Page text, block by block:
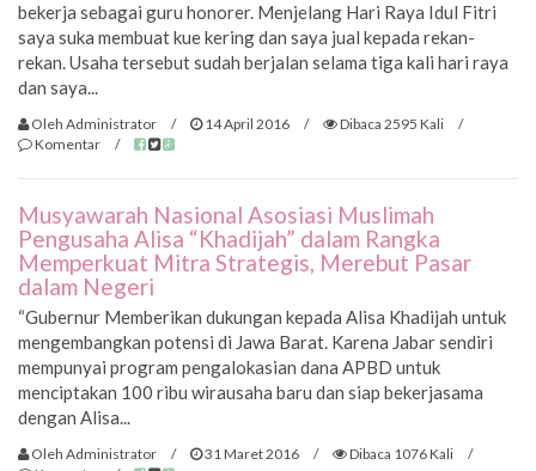
bekerja sebagai guru honorer. Menjelang Hari Raya Idul Fitri
saya suka membuat kue kering dan saya jual kepada rekan-
rekan. Usaha tersebut sudah berjalan selama tiga kali hari raya
dan saya...
Oleh Administrator / 14 April 2016 / Dibaca 2595 Kali
/
Komentar
/
Musyawarah Nasional Asosiasi Muslimah
Pengusaha Alisa “Khadijah” dalam Rangka
Memperkuat Mitra Strategis, Merebut Pasar
dalam Negeri
“Gubernur Memberikan dukungan kepada Alisa Khadijah untuk
mengembangkan potensi di Jawa Barat. Karena Jabar sendiri
mempunyai program pengalokasian dana APBD untuk
menciptakan 100 ribu wirausaha baru dan siap bekerjasama
dengan Alisa...
Oleh Administrator / 31 Maret 2016 / Dibaca 1076 Kali
/